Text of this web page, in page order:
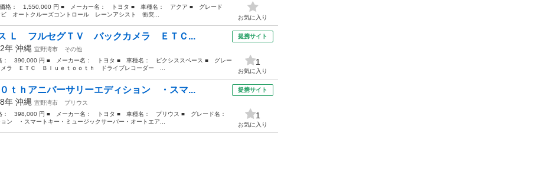
格： 1,550,000 円 ■ メーカー名： トヨタ ■ 車種名： アクア ■ グレード
ートクルーズコントロール レーンアシスト 衝突...
お気に入り
ス Ｌ フルセグＴＶ バックカメラ ＥＴＣ...
年 沖縄 宜野湾市
その他
： 390,000 円 ■ メーカー名： トヨタ ■ 車種名： ピクシススペース ■ グレー
ラ ＥＴＣ Ｂｌｕｅｔｏｏｔｈ ドライブレコーダー ...
提携サイト
1
お気に入り
ｔｈアニバーサリーエディション ・スマ...
年 沖縄 宜野湾市
プリウス
： 398,000 円 ■ メーカー名： トヨタ ■ 車種名： プリウス ■ グレード名：
ン ・スマートキー・ミュージックサーバー・オートエア...
提携サイト
1
お気に入り